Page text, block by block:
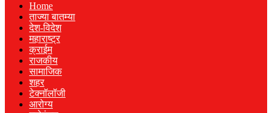
Home
ताज्या बातम्या
देश-विदेश
महाराष्ट्र
क्राईम
राजकीय
सामाजिक
शहर
टेक्नॉलॉजी
आरोग्य